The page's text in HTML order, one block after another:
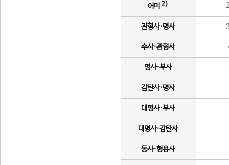
어미 2)
관형사·명사
수사·관형사
명사·부사
감탄사·명사
대명사·부사
대명사·감탄사
동사·형용사